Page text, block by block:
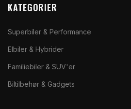
KATEGORIER
Superbiler & Performance
Elbiler & Hybrider
Familiebiler & SUV'er
Biltilbehør & Gadgets